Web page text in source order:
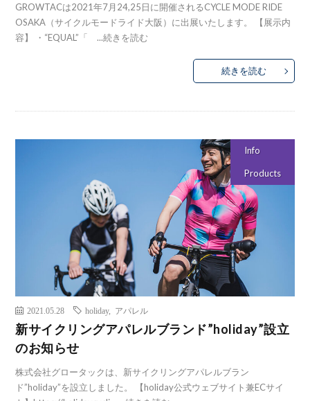
GROWTACは2021年7月24,25日に開催されるCYCLE MODE RIDE
OSAKA（サイクルモードライド大阪）に出展いたします。 【展示内
容】 ・“EQUAL”「 ...続きを読む
続きを読む
Info
Products
2021.05.28 holiday, アパレル
新サイクリングアパレルブランド”holiday”設立
のお知らせ
株式会社グロータックは、新サイクリングアパレルブラン
ド”holiday”を設立しました。 【holiday公式ウェブサイト兼ECサイ